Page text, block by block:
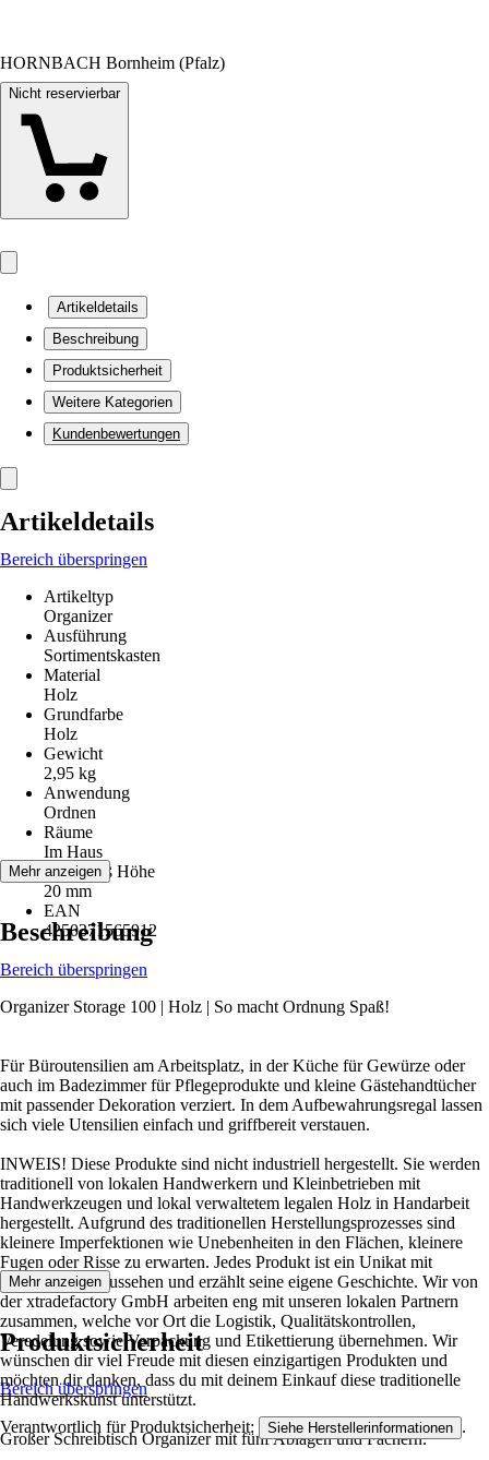
HORNBACH Bornheim (Pfalz)
Nicht reservierbar
Artikeldetails
Beschreibung
Produktsicherheit
Weitere Kategorien
Kundenbewertungen
Artikeldetails
Bereich überspringen
Artikeltyp
Organizer
Ausführung
Sortimentskasten
Material
Holz
Grundfarbe
Holz
Gewicht
2,95 kg
Anwendung
Ordnen
Räume
Im Haus
Innenmaß Höhe
20 mm
EAN
4250371565912
Mehr anzeigen
Beschreibung
Bereich überspringen
Organizer Storage 100 | Holz | So macht Ordnung Spaß!
Für Büroutensilien am Arbeitsplatz, in der Küche für Gewürze oder
auch im Badezimmer für Pflegeprodukte und kleine Gästehandtücher
mit passender Dekoration verziert. In dem Aufbewahrungsregal lassen
sich viele Utensilien einfach und griffbereit verstauen.
INWEIS! Diese Produkte sind nicht industriell hergestellt. Sie werden
traditionell von lokalen Handwerkern und Kleinbetrieben mit
Handwerkzeugen und lokal verwaltetem legalen Holz in Handarbeit
hergestellt. Aufgrund des traditionellen Herstellungsprozesses sind
kleinere Imperfektionen wie Unebenheiten in den Flächen, kleinere
Fugen oder Risse zu erwarten. Jedes Produkt ist ein Unikat mit
einzigartigem Aussehen und erzählt seine eigene Geschichte. Wir von
der xtradefactory GmbH arbeiten eng mit unseren lokalen Partnern
zusammen, welche vor Ort die Logistik, Qualitätskontrollen,
Veredelung sowie Verpackung und Etikettierung übernehmen. Wir
wünschen dir viel Freude mit diesen einzigartigen Produkten und
möchten dir danken, dass du mit deinem Einkauf diese traditionelle
Handwerkskunst unterstützt.
Großer Schreibtisch Organizer mit fünf Ablagen und Fächern.
Mehr anzeigen
Produktsicherheit
Bereich überspringen
Verantwortlich für Produktsicherheit: Siehe Herstellerinformationen .